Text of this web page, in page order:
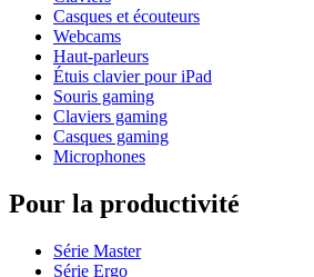
Casques et écouteurs
Webcams
Haut-parleurs
Étuis clavier pour iPad
Souris gaming
Claviers gaming
Casques gaming
Microphones
Pour la productivité
Série Master
Série Ergo